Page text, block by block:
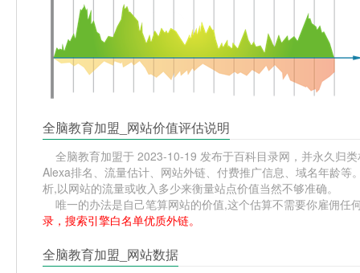
全脑教育加盟_网站价值评估说明
全脑教育加盟于 2023-10-19 发布于百科目录网，并永久归
Alexa排名、流量估计、网站外链、付费推广信息、域名年龄
析,以网站的流量或收入多少来衡量站点价值当然不够准确。
唯一的办法是自己笔算网站的价值,这个估算不需要你雇佣任
录，搜索引擎白名单优质外链。
全脑教育加盟_网站数据